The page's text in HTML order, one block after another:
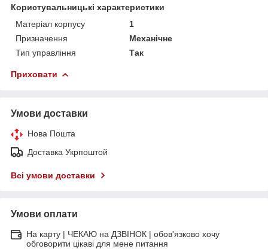
Користувальницькі характеристики
Матеріал корпусу
1
Призначення
Механічне
Тип управління
Так
Приховати
Умови доставки
Нова Пошта
Доставка Укрпоштой
Всі умови доставки
Умови оплати
На карту | ЧЕКАЮ на ДЗВІНОК | обов'язково хочу
обговорити цікаві для мене питання